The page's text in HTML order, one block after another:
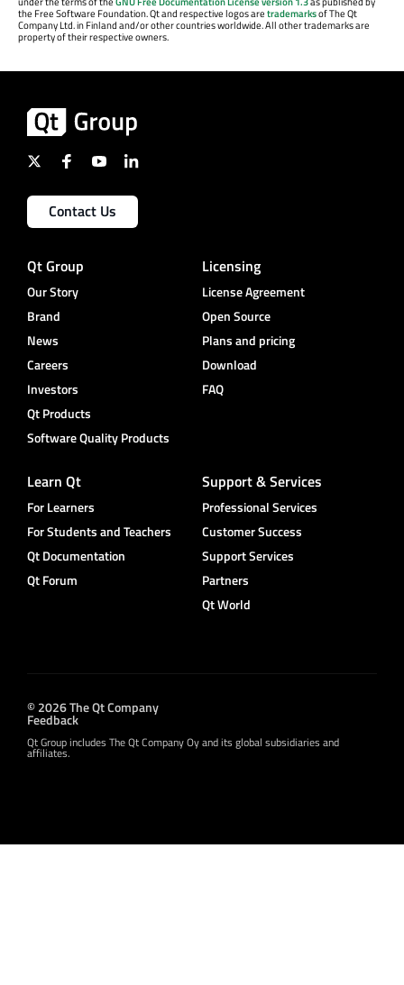
the Free Software Foundation. Qt and respective logos aretrademarksof The Qt
Company Ltd. in Finland and/or other countries worldwide. All other trademarks are
property of their respective owners.
Contact Us
Qt Group
Our Story
Brand
News
Careers
Investors
Qt Products
Software Quality Products
Licensing
License Agreement
Open Source
Plans and pricing
Download
FAQ
Learn Qt
For Learners
For Students and Teachers
Qt Documentation
Qt Forum
Support & Services
Professional Services
Customer Success
Support Services
Partners
Qt World
© 2026 The Qt Company
Feedback
Qt Group includes The Qt Company Oy and its global subsidiaries and
affiliates.